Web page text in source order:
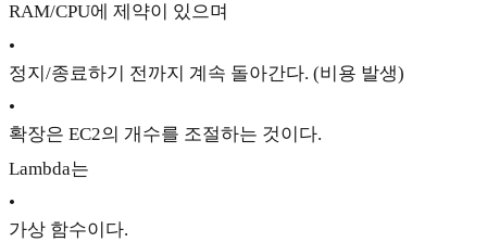
RAM/CPU에 제약이 있으며
•
정지/종료하기 전까지 계속 돌아간다. (비용 발생)
•
확장은 EC2의 개수를 조절하는 것이다.
Lambda는
•
가상 함수이다.